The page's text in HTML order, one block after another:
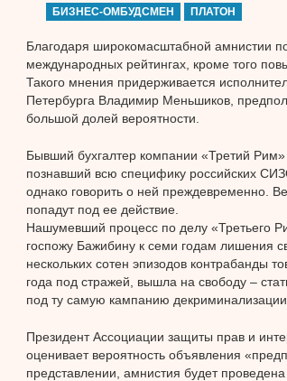
БИЗНЕС-ОМБУДСМЕН ПЛАТОН
Благодаря широкомасштабной амнистии
международных рейтингах, кроме того
Такого мнения придерживается
Петербурга Владимир Меньшиков,
большой долей вероятности.
Бывший бухгалтер компании «Третий
познавший всю специфику российских
однако говорить о ней преждевременно.
попадут под ее действие.
Нашумевший процесс по делу «Третьего
госпожу Бажибину к семи годам лишения
нескольких сотен эпизодов контрабанды
года под стражей, вышла на свободу –
под ту самую кампанию
Президент Ассоциации защиты прав и
оценивает вероятность объявления
представлении, амнистия будет